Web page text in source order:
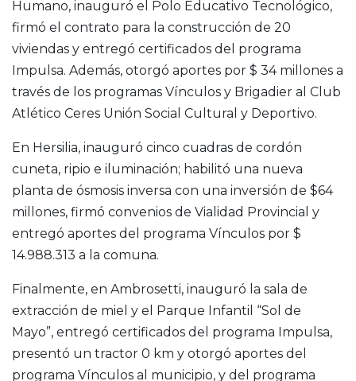
Humano, inauguró el Polo Educativo Tecnológico,
firmó el contrato para la construcción de 20
viviendas y entregó certificados del programa
Impulsa. Además, otorgó aportes por $ 34 millones a
través de los programas Vínculos y Brigadier al Club
Atlético Ceres Unión Social Cultural y Deportivo.
En Hersilia, inauguró cinco cuadras de cordón
cuneta, ripio e iluminación; habilitó una nueva
planta de ósmosis inversa con una inversión de $64
millones, firmó convenios de Vialidad Provincial y
entregó aportes del programa Vínculos por $
14.988.313 a la comuna.
Finalmente, en Ambrosetti, inauguró la sala de
extracción de miel y el Parque Infantil “Sol de
Mayo”, entregó certificados del programa Impulsa,
presentó un tractor 0 km y otorgó aportes del
programa Vínculos al municipio, y del programa